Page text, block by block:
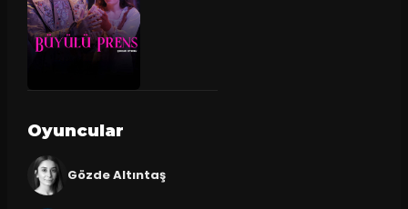
Oyuncular
Gözde Altıntaş